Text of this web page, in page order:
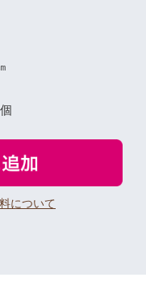
個
について